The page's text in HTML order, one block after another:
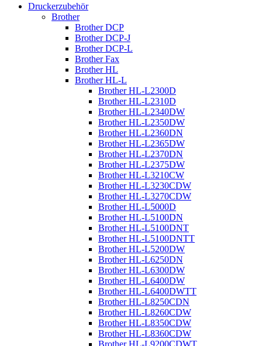
Druckerzubehör
Brother
Brother DCP
Brother DCP-J
Brother DCP-L
Brother Fax
Brother HL
Brother HL-L
Brother HL-L2300D
Brother HL-L2310D
Brother HL-L2340DW
Brother HL-L2350DW
Brother HL-L2360DN
Brother HL-L2365DW
Brother HL-L2370DN
Brother HL-L2375DW
Brother HL-L3210CW
Brother HL-L3230CDW
Brother HL-L3270CDW
Brother HL-L5000D
Brother HL-L5100DN
Brother HL-L5100DNT
Brother HL-L5100DNTT
Brother HL-L5200DW
Brother HL-L6250DN
Brother HL-L6300DW
Brother HL-L6400DW
Brother HL-L6400DWTT
Brother HL-L8250CDN
Brother HL-L8260CDW
Brother HL-L8350CDW
Brother HL-L8360CDW
Brother HL-L9200CDWT